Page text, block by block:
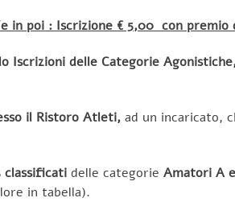
in poi : Iscrizione € 5,00 con premio
Iscrizioni delle Categorie
il Ristoro Atleti, ad un incaricato,
classificati delle categorie Amatori A
in tabella).